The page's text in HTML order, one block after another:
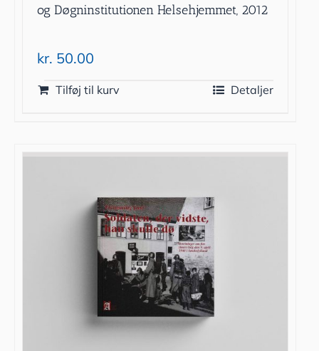
og Døgninstitutionen Helsehjemmet, 2012
kr. 50.00
Tilføj til kurv Detaljer